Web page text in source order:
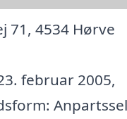
71, 4534 Hørve
februar 2005,